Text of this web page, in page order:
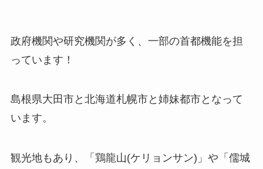
政府機関や研究機関が多く、一部の首都機能を担
っています！
島根県大田市と北海道札幌市と姉妹都市となって
います。
観光地もあり、
「鶏龍山(ケリョンサン)」や「儒城